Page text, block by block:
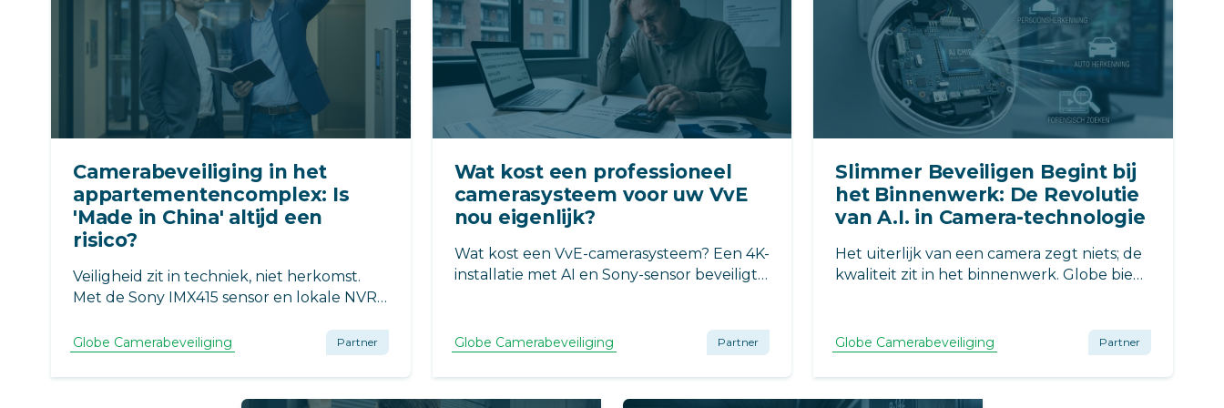
Camerabeveiliging in het
appartementencomplex: Is
'Made in China' altijd een
risico?
Veiligheid zit in techniek, niet herkomst.
Met de Sony IMX415 sensor en lokale NVR-
veilig binnenshuis. Geen cloud-risico’s,
beveiliging voor optimale privacy en
Globe Camerabeveiliging Partner
Wat kost een professioneel
camerasysteem voor uw VvE
nou eigenlijk?
Wat kost een VvE-camerasysteem? Een 4K-
installatie met AI en Sony-sensor beveiligt
Camerabeveiliging is het systeem direct
AVG-proof en technisch ontzorgd voor de
ALV.
Globe Camerabeveiliging Partner
Slimmer Beveiligen Begint bij
het Binnenwerk: De Revolutie
van A.I. in Camera-technologie
Het uiterlijk van een camera zegt niets; de
kwaliteit zit in het binnenwerk. Globe biedt
hoogwaardige sensoren vindt u incidenten
razendsnel terug in haarscherp beeld.
Globe Camerabeveiliging Partner